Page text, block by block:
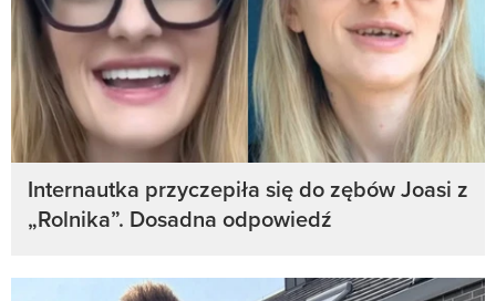
Internautka przyczepiła się do zębów Joasi z
„Rolnika”. Dosadna odpowiedź